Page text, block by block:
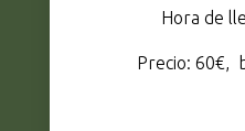
Hora de
Precio: 60€,